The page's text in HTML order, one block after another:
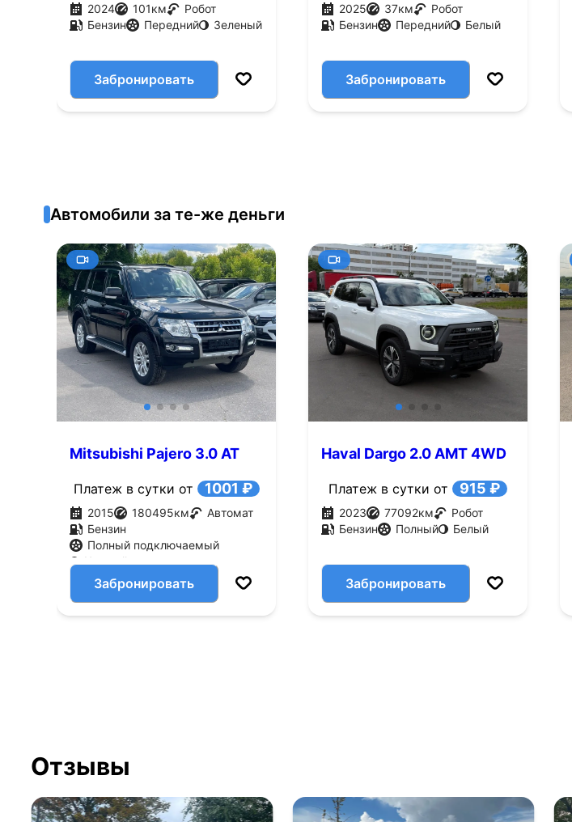
2024 101км
Робот
Бензин
Передний Зеленый
Забронировать
2025 37км
Робот
Бензин
Передний Белый
Забронировать
Автомобили за те-же деньги
Mitsubishi Pajero 3.0 AT
Платеж в сутки от 1001 ₽
2015 180495км
Автомат
Бензин
Полный подключаемый
Черный
Забронировать
Haval Dargo 2.0 AMT 4WD
Платеж в сутки от 915 ₽
2023 77092км
Робот
Бензин
Полный Белый
Забронировать
Отзывы